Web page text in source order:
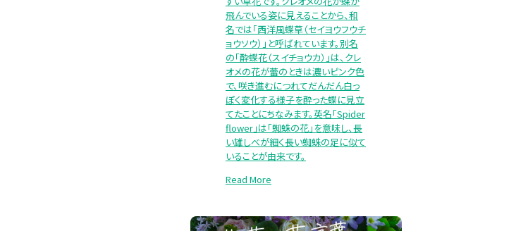
飛んでいる姿に見えることから、和
名では「西洋風蝶草（セイヨウフウチ
ョウソウ）」と呼ばれています。別名
の「酔蝶花（スイチョウカ）」は、クレ
オメの花が蕾のときは濃いピンク色
で、咲き進むにつれてだんだん白っ
ぽく変化する様子を酔った蝶に見立
てたことにちなみます。英名「Spider
flower」は「蜘蛛の花」を意味し、長
い雄しべが細く長い蜘蛛の足に似て
いることが由来です。
Read More